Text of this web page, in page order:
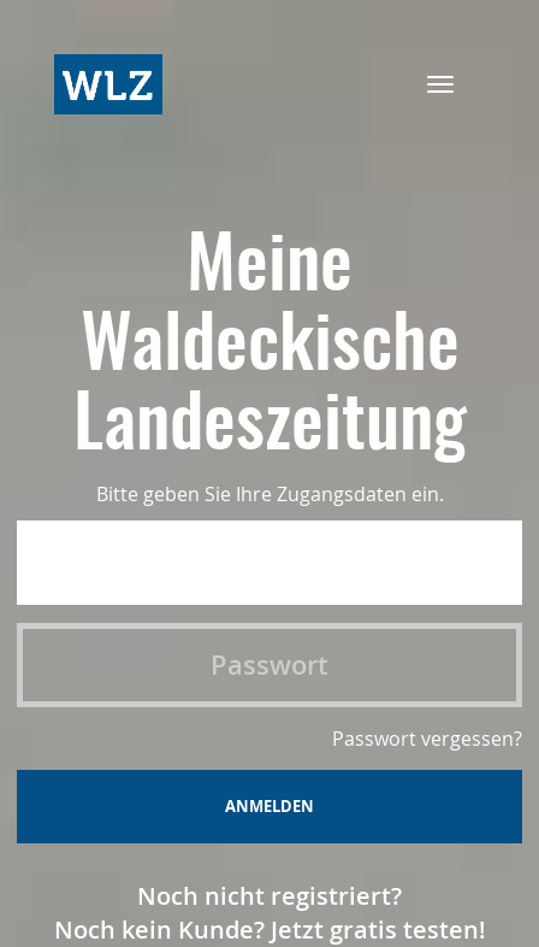
Navigation
Meine
Waldeckische
Landeszeitung
Bitte geben Sie Ihre Zugangsdaten ein.
Passwort vergessen?
ANMELDEN
Noch nicht registriert?
Noch kein Kunde? Jetzt gratis testen!